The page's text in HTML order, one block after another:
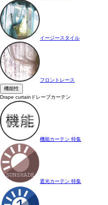
イージースタイル
フロントレース
機能性
Drape curtain ドレープカーテン
機能カーテン 特集
遮光カーテン 特集